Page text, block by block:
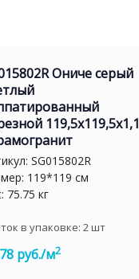
Ониче серый
119,5x119,5x1,1
SG015802R
119*119 см
75.75 кг
в упаковке: 2 шт
руб./м2